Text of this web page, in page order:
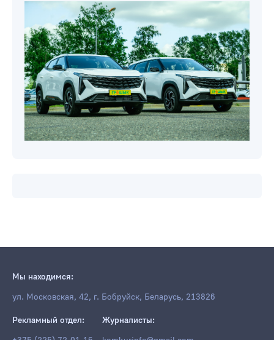
Мы находимся:
ул. Московская, 42, г. Бобруйск, Беларусь, 213826
Рекламный отдел:
Журналисты: